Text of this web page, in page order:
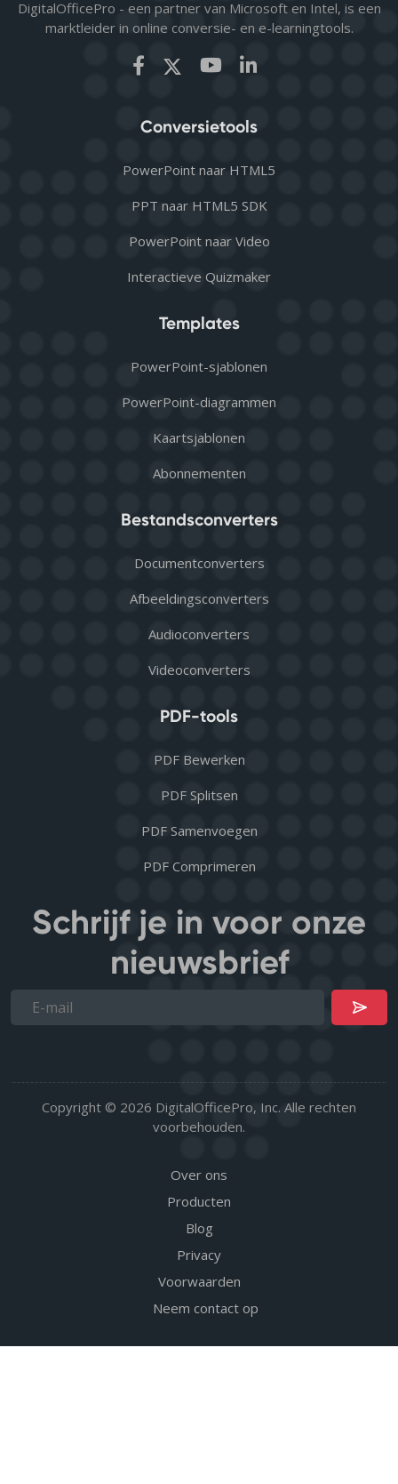
DigitalOfficePro - een partner van Microsoft en Intel, is een
marktleider in online conversie- en e-learningtools.
Conversietools
PowerPoint naar HTML5
PPT naar HTML5 SDK
PowerPoint naar Video
Interactieve Quizmaker
Templates
PowerPoint-sjablonen
PowerPoint-diagrammen
Kaartsjablonen
Abonnementen
Bestandsconverters
Documentconverters
Afbeeldingsconverters
Audioconverters
Videoconverters
PDF-tools
PDF Bewerken
PDF Splitsen
PDF Samenvoegen
PDF Comprimeren
Schrijf je in voor onze
nieuwsbrief
Copyright © 2026 DigitalOfficePro, Inc. Alle rechten
voorbehouden.
Over ons
Producten
Blog
Privacy
Voorwaarden
Neem contact op